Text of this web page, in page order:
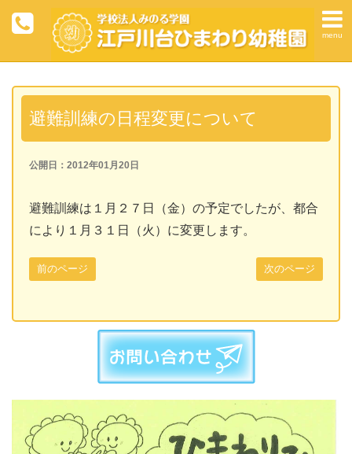
menu
避難訓練の日程変更について
公開日：2012年01月20日
避難訓練は１月２７日（金）の予定でしたが、都合
により１月３１日（火）に変更します。
前のページ 次のページ